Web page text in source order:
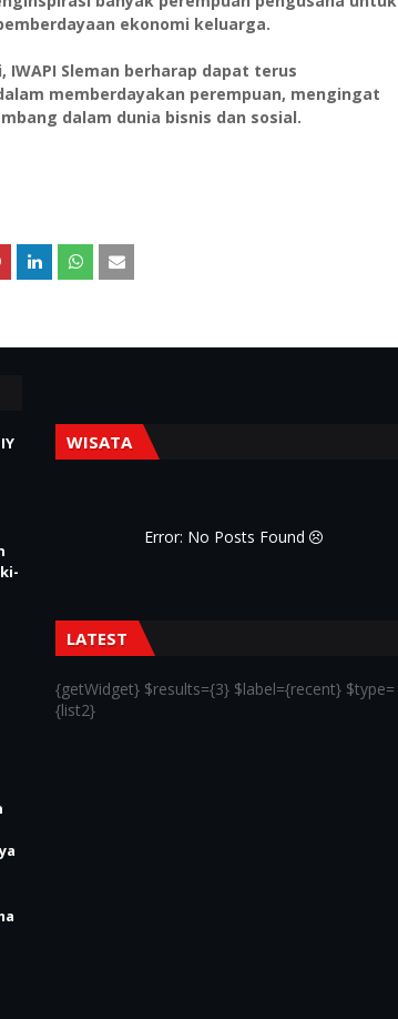
ekonomi keluarga.
Sleman berharap dapat terus
memberdayakan perempuan, mengingat
dalam dunia bisnis dan sosial.
WISATA
Error: No Posts Found
LATEST
{getWidget} $results={3} $label={recent} $type=
{list2}